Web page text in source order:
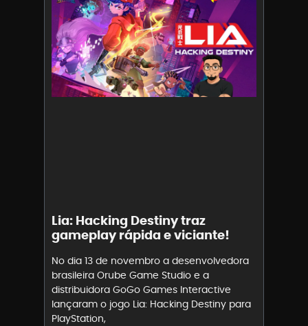
Lia: Hacking Destiny traz
gameplay rápida e viciante!
No dia 13 de novembro a desenvolvedora
brasileira Orube Game Studio e a
distribuidora GoGo Games Interactive
lançaram o jogo Lia: Hacking Destiny para
PlayStation,